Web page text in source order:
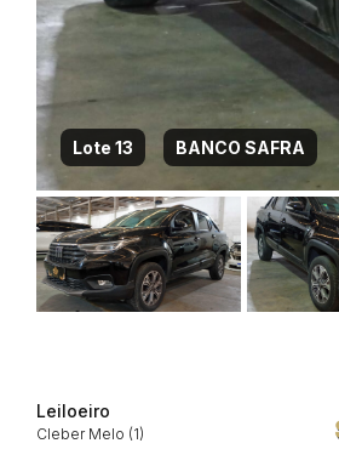
Lote 13 BANCO SAFRA
Leiloeiro
Cleber Melo (1)